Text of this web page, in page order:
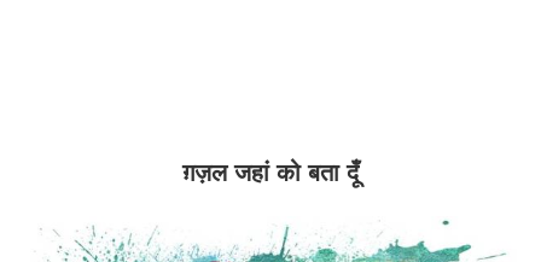
ग़ज़ल जहां को बता दूँ